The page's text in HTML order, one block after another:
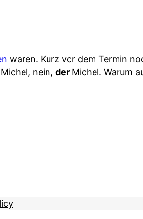
waren. Kurz vor dem Termin
nein,der Michel. Warum